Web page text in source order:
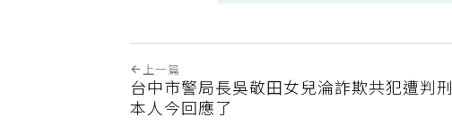
上一篇
台中市警局長吳敬田女兒淪詐欺共犯遭判刑
本人今回應了